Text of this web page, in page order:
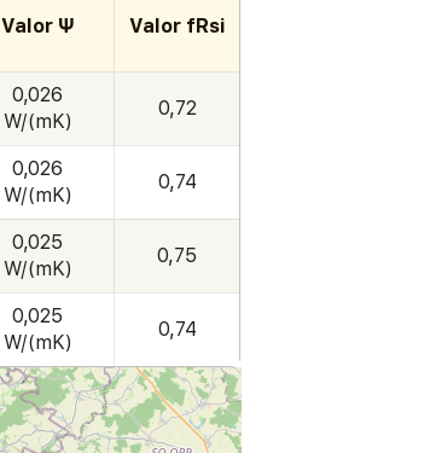
Valor Ψ Valor fRsi
0,026
W/(mK)
0,72
0,026
W/(mK)
0,74
0,025
W/(mK)
0,75
0,025
W/(mK)
0,74